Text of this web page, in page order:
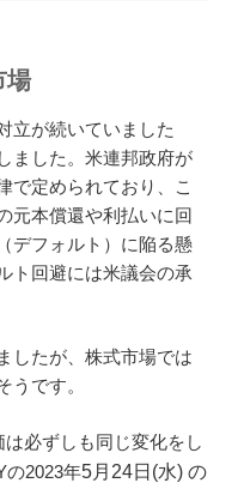
場
立が続いていました
ました。米連邦政府が
で定められており、こ
元本償還や利払いに回
デフォルト）に陥る懸
ト回避には米議会の承
したが、株式市場では
うです。
必ずしも同じ変化をし
の2023年5月24日(水) の